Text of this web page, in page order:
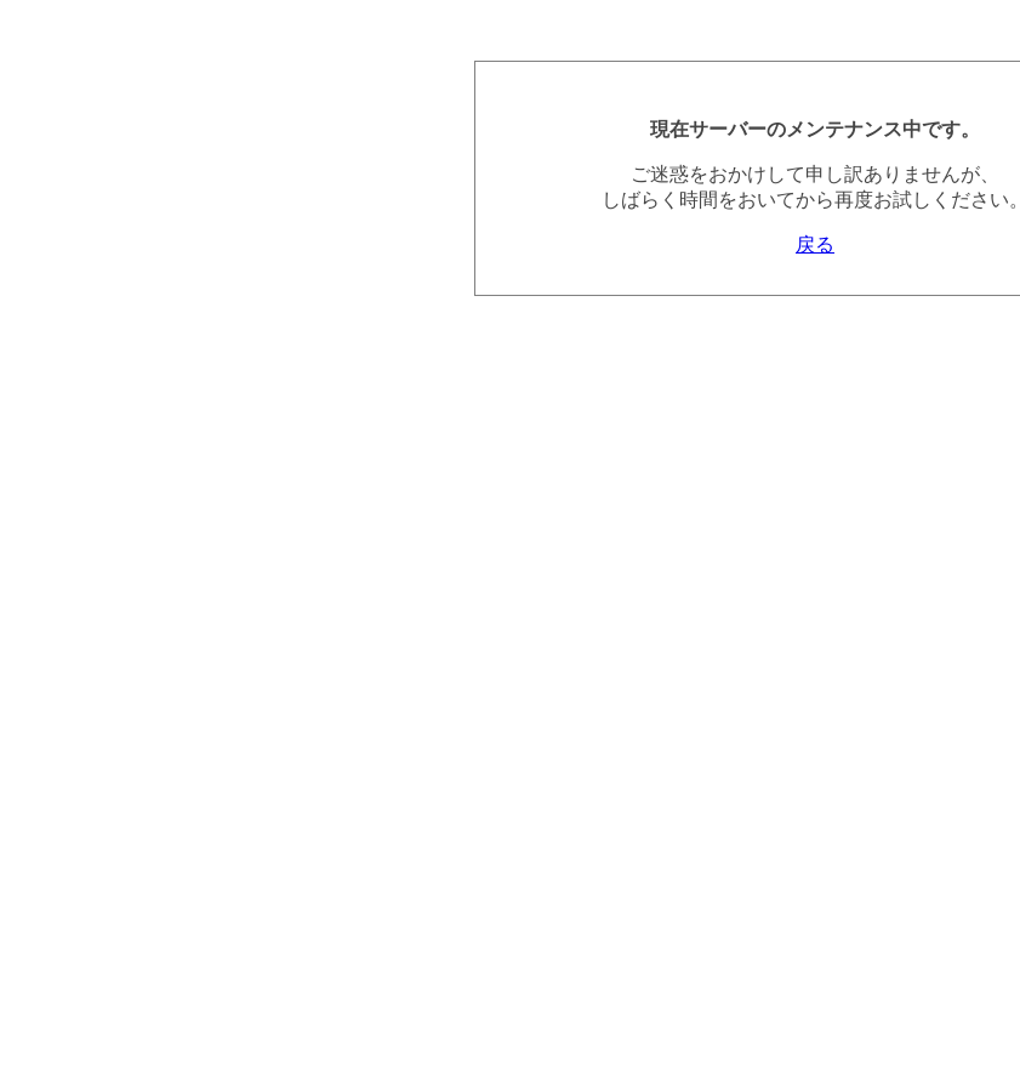
現在サーバーのメンテナンス中です。
ご迷惑をおかけして申し訳ありませんが、
しばらく時間をおいてから再度お試しください。
戻る